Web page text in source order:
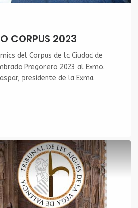
CORPUS 2023
del Corpus de la Ciudad de
Pregonero 2023 al Exmo.
presidente de la Exma.